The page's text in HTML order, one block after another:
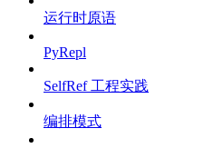
运行时原语
PyRepl
SelfRef 工程实践
编排模式